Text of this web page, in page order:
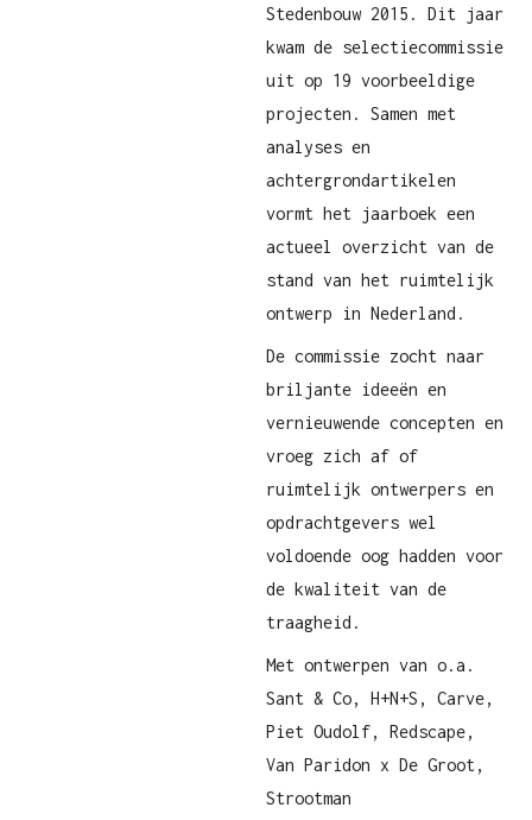
Stedenbouw 2015. Dit jaar
kwam de selectiecommissie
uit op 19 voorbeeldige
projecten. Samen met
analyses en
achtergrondartikelen
vormt het jaarboek een
actueel overzicht van de
stand van het ruimtelijk
ontwerp in Nederland.
De commissie zocht naar
briljante ideeën en
vernieuwende concepten en
vroeg zich af of
ruimtelijk ontwerpers en
opdrachtgevers wel
voldoende oog hadden voor
de kwaliteit van de
traagheid.
Met ontwerpen van o.a.
Sant & Co, H+N+S, Carve,
Piet Oudolf, Redscape,
Van Paridon x De Groot,
Strootman